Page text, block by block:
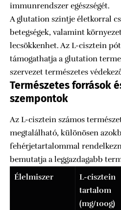
immunrendszer egészségét.
A glutation szintje életkorral
betegségek, valamint
lecsökkenhet. Az L-cisztein
támogathatja a glutation
szervezet természetes
Természetes források
szempontok
Az L-cisztein számos
megtalálható, különösen
fehérjetartalommal
bemutatja a leggazdagabb
Élelmiszer
L-cisztein
tartalom
(mg/100g)